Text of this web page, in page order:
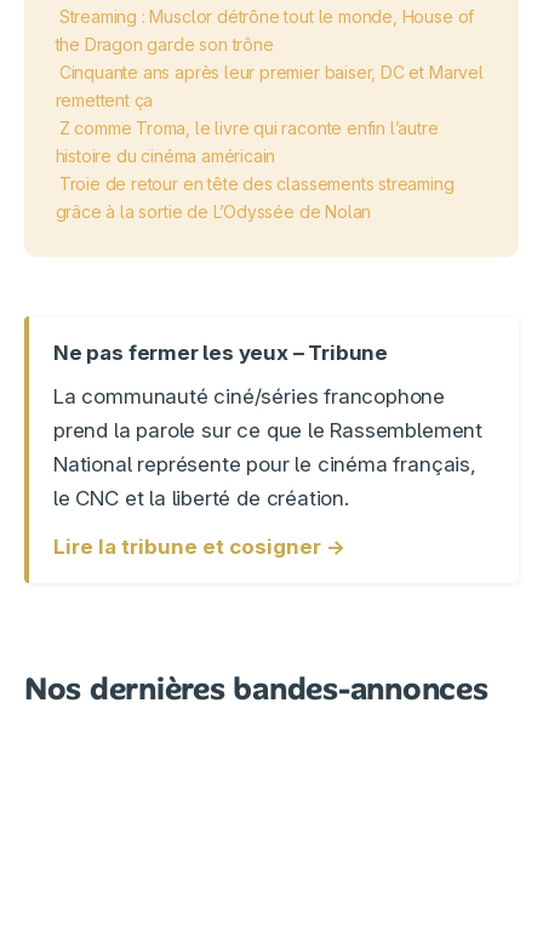
Streaming : Musclor détrône tout le monde, House of
the Dragon garde son trône
Cinquante ans après leur premier baiser, DC et Marvel
remettent ça
Z comme Troma, le livre qui raconte enfin l’autre
histoire du cinéma américain
Troie de retour en tête des classements streaming
grâce à la sortie de L’Odyssée de Nolan
Ne pas fermer les yeux – Tribune
La communauté ciné/séries francophone
prend la parole sur ce que le Rassemblement
National représente pour le cinéma français,
le CNC et la liberté de création.
Lire la tribune et cosigner →
Nos dernières bandes-annonces